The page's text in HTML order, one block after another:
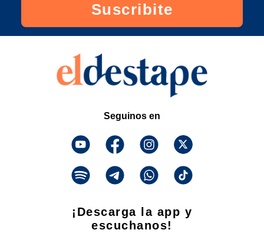
Suscribite
Seguinos en
¡Descarga la app y
escuchanos!